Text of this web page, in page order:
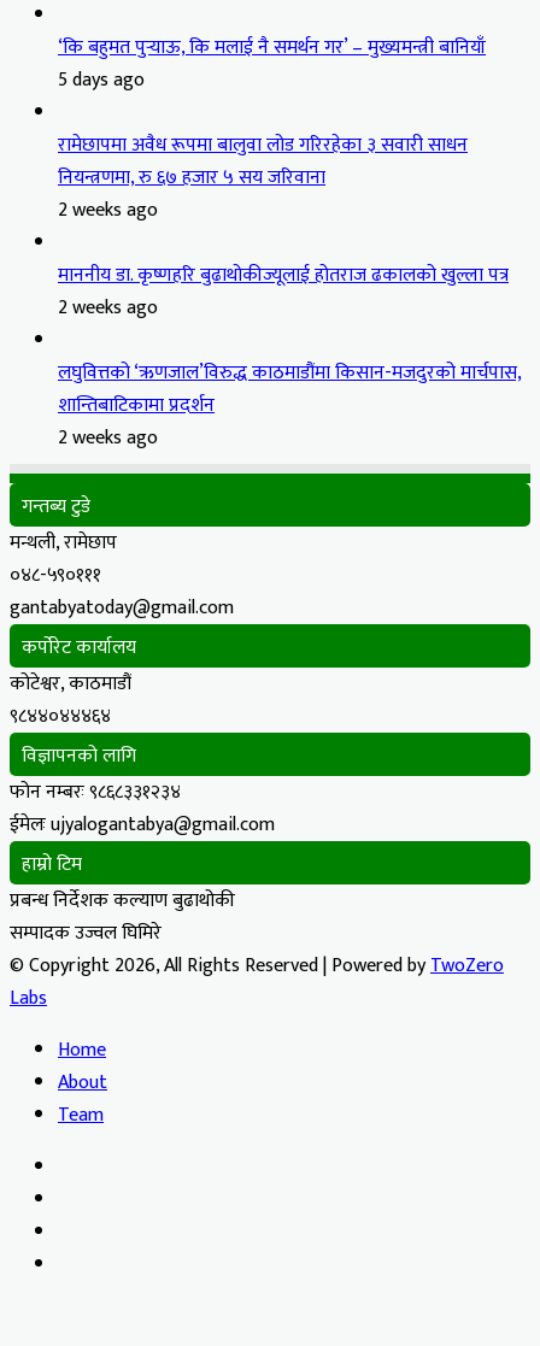
‘कि बहुमत पुर्‍याऊ, कि मलाई नै समर्थन गर’ – मुख्यमन्त्री बानियाँ
5 days ago
रामेछापमा अवैध रूपमा बालुवा लोड गरिरहेका ३ सवारी साधन
नियन्त्रणमा, रु ६७ हजार ५ सय जरिवाना
2 weeks ago
माननीय डा. कृष्णहरि बुढाथोकीज्यूलाई होतराज ढकालको खुल्ला पत्र
2 weeks ago
लघुवित्तको ‘ऋणजाल’विरुद्ध काठमाडौंमा किसान-मजदुरको मार्चपास,
शान्तिबाटिकामा प्रदर्शन
2 weeks ago
गन्तब्य टुडे
मन्थली, रामेछाप
०४८-५९०१११
gantabyatoday@gmail.com
कर्पोरेट कार्यालय
कोटेश्वर, काठमाडौं
९८४४०४४४६४
विज्ञापनको लागि
फोन नम्बरः ९८६८३३१२३४
ईमेलः ujyalogantabya@gmail.com
हाम्रो टिम
प्रबन्ध निर्देशक कल्याण बुढाथोकी
सम्पादक उज्वल घिमिरे
© Copyright 2026, All Rights Reserved | Powered byTwoZero
Labs
Home
About
Team